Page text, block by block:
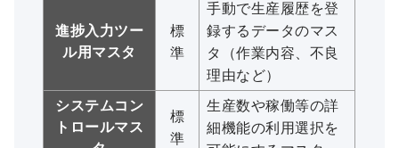
進捗入力ツー
ル用マスタ
標
準
手動で生産履歴を登
録するデータのマス
タ（作業内容、不良
理由など）
システムコン
トロールマス
標
準
生産数や稼働等の詳
細機能の利用選択を